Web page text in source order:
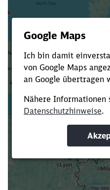
Verkürze die
oder Filter
Filter